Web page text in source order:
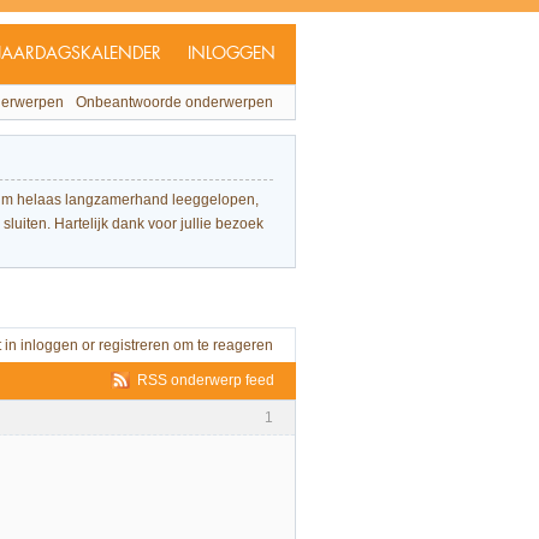
INLOGGEN
Onbeantwoorde onderwerpen
helaas langzamerhand leeggelopen,
Hartelijk dank voor jullie bezoek
in inloggen or registreren om te reageren
RSS onderwerp feed
1